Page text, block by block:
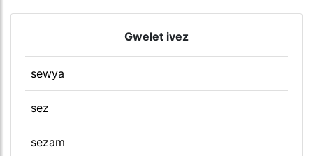
Gwelet ivez
sewya
sez
sezam